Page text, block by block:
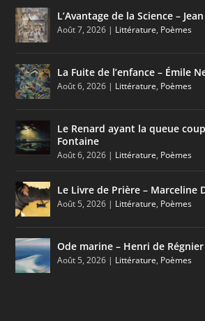
L’Avantage de la Science –
Août 7, 2026 | Littérature, Poèmes
La Fuite de l’enfance – Émile
Août 6, 2026 | Littérature, Poèmes
Le Renard ayant la queue
Fontaine
Août 6, 2026 | Littérature, Poèmes
Le Livre de Prière – Marceline
Août 5, 2026 | Littérature, Poèmes
Ode marine – Henri de Régnier
Août 5, 2026 | Littérature, Poèmes